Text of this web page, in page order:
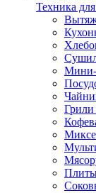
Техника
Грили